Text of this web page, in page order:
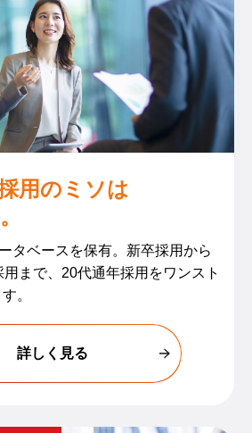
用のミソは
タベースを保有。新卒採用から
まで、20代通年採用をワンスト
。​
詳しく見る